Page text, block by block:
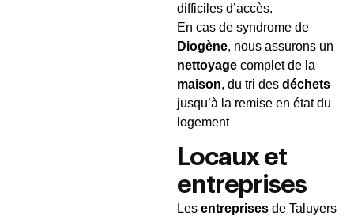
difficiles d’accès.
En cas de syndrome de
Diogène, nous assurons un
nettoyage complet de la
maison, du tri des déchets
jusqu’à la remise en état du
logement
Locaux et
entreprises
Les entreprises de Taluyers